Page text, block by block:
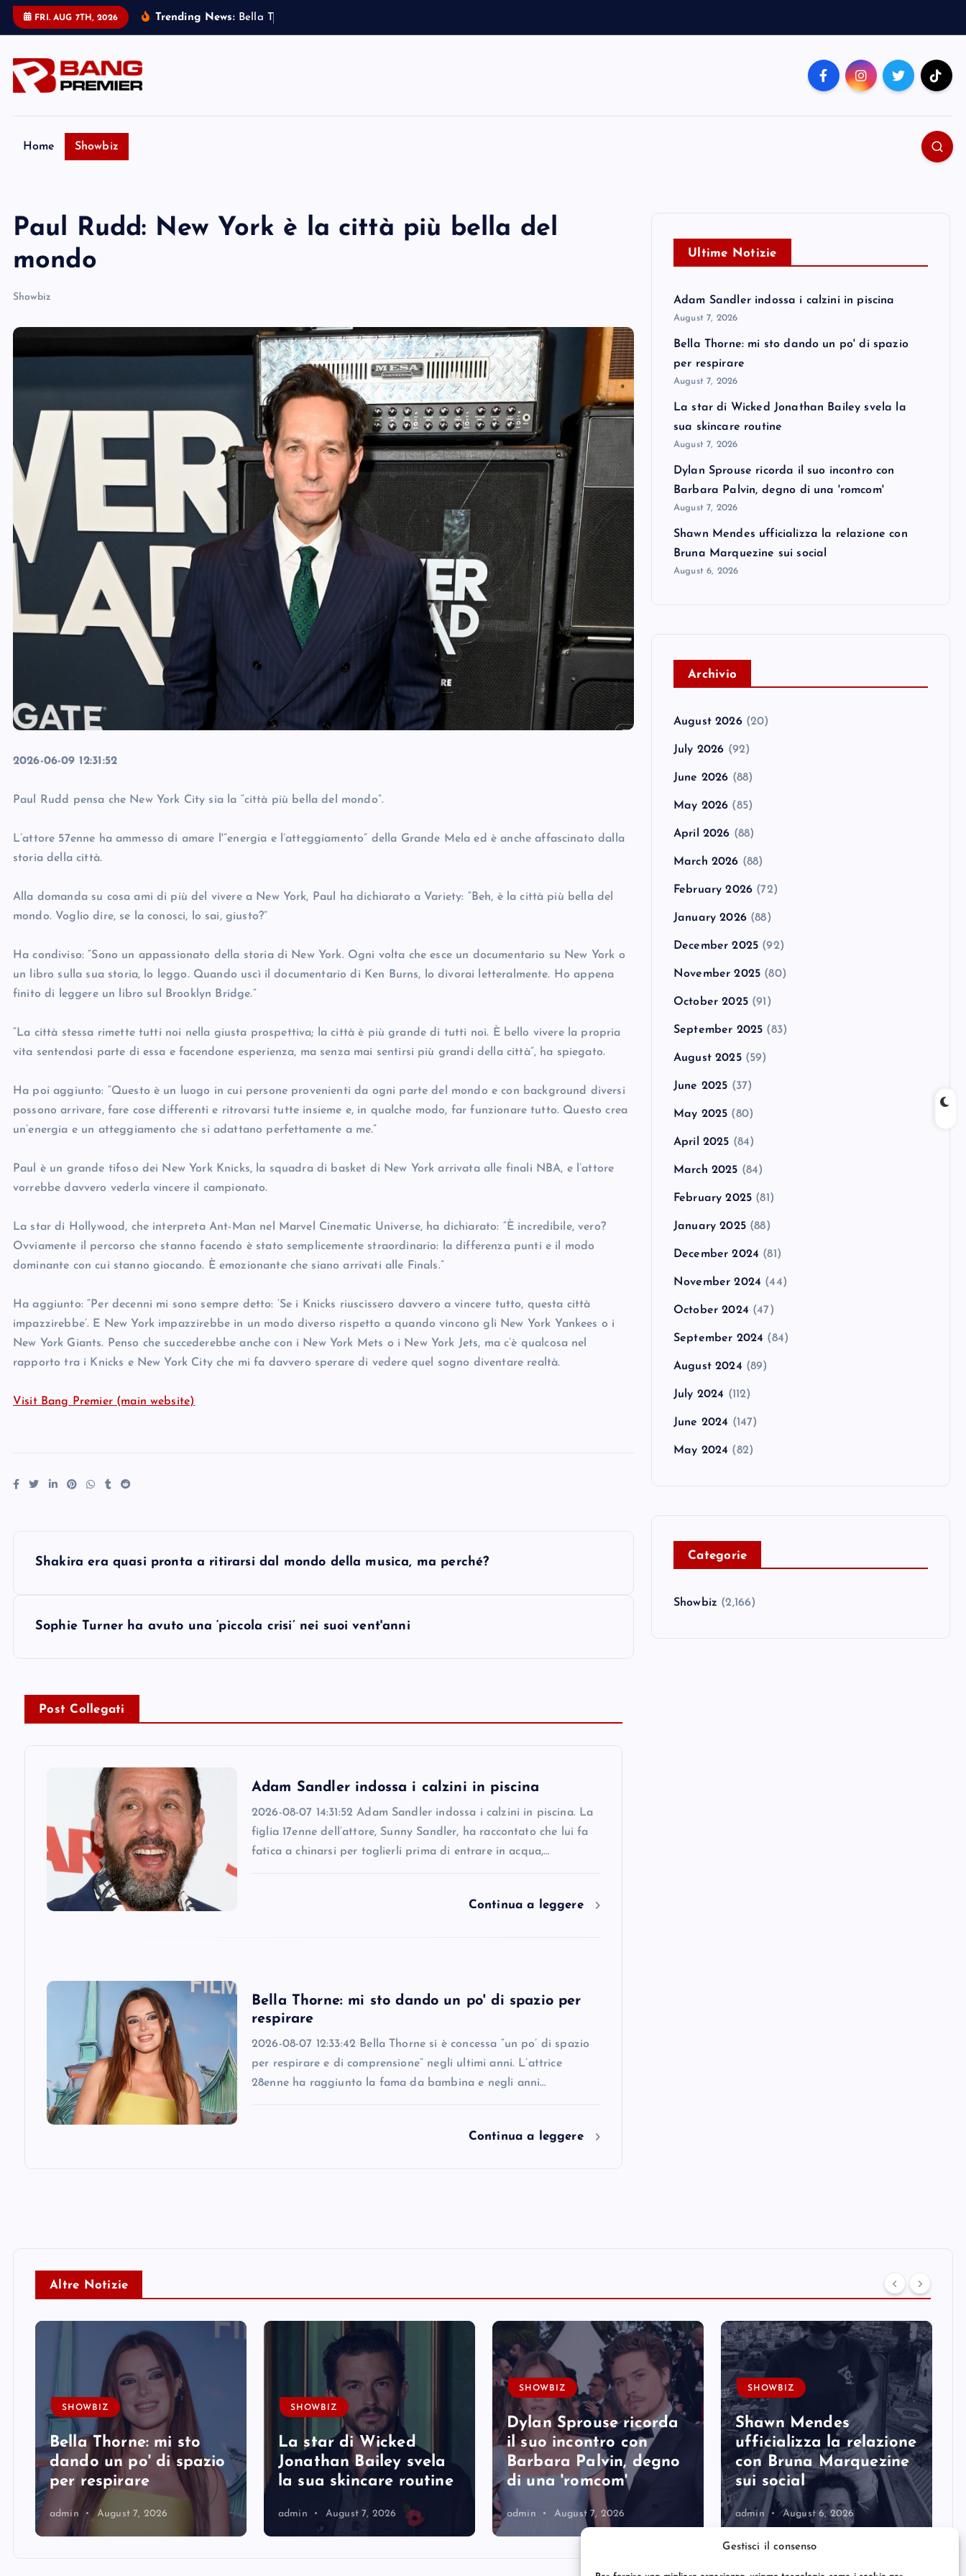
Gestisci il consenso
FRI. AUG 7TH, 2026 Trending News: Be a T
Home Showbiz
Paul Rudd: New York è la città più bella del
mondo
Showbiz
2026-06-09 12:31:52
Paul Rudd pensa che New York City sia la “città più bella del mondo”.
L’attore 57enne ha ammesso di amare l'”energia e l’atteggiamento” della Grande Mela ed è anche affascinato dalla
storia della città.
Alla domanda su cosa ami di più del vivere a New York, Paul ha dichiarato a Variety: “Beh, è la città più bella del
mondo. Voglio dire, se la conosci, lo sai, giusto?”
Ha condiviso: “Sono un appassionato della storia di New York. Ogni volta che esce un documentario su New York o
un libro sulla sua storia, lo leggo. Quando uscì il documentario di Ken Burns, lo divorai letteralmente. Ho appena
finito di leggere un libro sul Brooklyn Bridge.”
“La città stessa rimette tutti noi nella giusta prospettiva; la città è più grande di tutti noi. È bello vivere la propria
vita sentendosi parte di essa e facendone esperienza, ma senza mai sentirsi più grandi della città”, ha spiegato.
Ha poi aggiunto: “Questo è un luogo in cui persone provenienti da ogni parte del mondo e con background diversi
possono arrivare, fare cose differenti e ritrovarsi tutte insieme e, in qualche modo, far funzionare tutto. Questo crea
un’energia e un atteggiamento che si adattano perfettamente a me.”
Paul è un grande tifoso dei New York Knicks, la squadra di basket di New York arrivata alle finali NBA, e l’attore
vorrebbe davvero vederla vincere il campionato.
La star di Hollywood, che interpreta Ant-Man nel Marvel Cinematic Universe, ha dichiarato: “È incredibile, vero?
Ovviamente il percorso che stanno facendo è stato semplicemente straordinario: la differenza punti e il modo
dominante con cui stanno giocando. È emozionante che siano arrivati alle Finals.”
Ha aggiunto: “Per decenni mi sono sempre detto: ‘Se i Knicks riuscissero davvero a vincere tutto, questa città
impazzirebbe’. E New York impazzirebbe in un modo diverso rispetto a quando vincono gli New York Yankees o i
New York Giants. Penso che succederebbe anche con i New York Mets o i New York Jets, ma c’è qualcosa nel
rapporto tra i Knicks e New York City che mi fa davvero sperare di vedere quel sogno diventare realtà.
Visit Bang Premier (main website)
Shakira era quasi pronta a ritirarsi dal mondo della musica, ma perché?
Sophie Turner ha avuto una ‘piccola crisi’ nei suoi vent'anni
Post Collegati
Adam Sandler indossa i calzini in piscina
2026-08-07 14:31:52 Adam Sandler indossa i calzini in piscina. La
figlia 17enne dell’attore, Sunny Sandler, ha raccontato che lui fa
fatica a chinarsi per toglierli prima di entrare in acqua,…
Continua a leggere
Bella Thorne: mi sto dando un po' di spazio per
respirare
2026-08-07 12:33:42 Bella Thorne si è concessa “un po’ di spazio
per respirare e di comprensione” negli ultimi anni. L’attrice
28enne ha raggiunto la fama da bambina e negli anni…
Continua a leggere
Ultime Notizie
Adam Sandler indossa i calzini in piscina
August 7, 2026
Bella Thorne: mi sto dando un po' di spazio
per respirare
August 7, 2026
La star di Wicked Jonathan Bailey svela la
sua skincare routine
August 7, 2026
Dylan Sprouse ricorda il suo incontro con
Barbara Palvin, degno di una 'romcom'
August 7, 2026
Shawn Mendes ufficializza la relazione con
Bruna Marquezine sui social
August 6, 2026
Archivio
August 2026(20)
July 2026 (92)
June 2026 (88)
May 2026 (85)
April 2026 (88)
March 2026 (88)
February 2026 (72)
January 2026(88)
December 2025 (92)
November 2025 (80)
October 2025(91)
September 2025 (83)
August 2025(59)
June 2025 (37)
May 2025 (80)
April 2025 (84)
March 2025 (84)
February 2025 (81)
January 2025(88)
December 2024 (81)
November 2024 (44)
October 2024 (47)
September 2024 (84)
August 2024 (89)
July 2024 (112)
June 2024 (147)
May 2024 (82)
Categorie
Showbiz (2,166)
Altre Notizie
SHOWBIZ
Bella Thorne: mi sto
dando un po' di spazio
per respirare
admin August 7, 2026
SHOWBIZ
La star di Wicked
Jonathan Bailey svela
la sua skincare routine
admin August 7, 2026
SHOWBIZ
Dylan Sprouse ricorda
il suo incontro con
Barbara Palvin, degno
di una 'romcom'
admin August 7, 2026
SHOWBIZ
Shawn Mendes
ufficializza la relazione
con Bruna Marquezine
sui social
admin August 6, 2026